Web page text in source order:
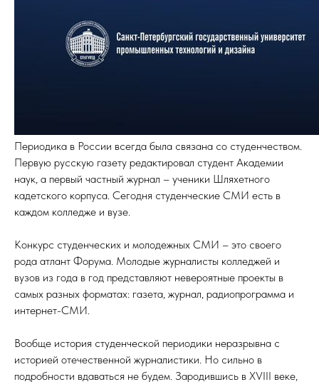
Периодика в России всегда была связана со студенчеством.
Первую русскую газету редактировал студент Академии
наук, а первый частный журнал – ученики Шляхетного
кадетского корпуса. Сегодня студенческие СМИ есть в
каждом колледже и вузе.
Конкурс студенческих и молодежных СМИ – это своего
рода атлант Форума. Молодые журналисты колледжей и
вузов из года в год представляют невероятные проекты в
самых разных форматах: газета, журнал, радиопрограмма и
интернет-СМИ.
Вообще история студенческой периодики неразрывна с
историей отечественной журналистики. Но сильно в
подробности вдаваться не будем. Зародившись в XVIII веке,